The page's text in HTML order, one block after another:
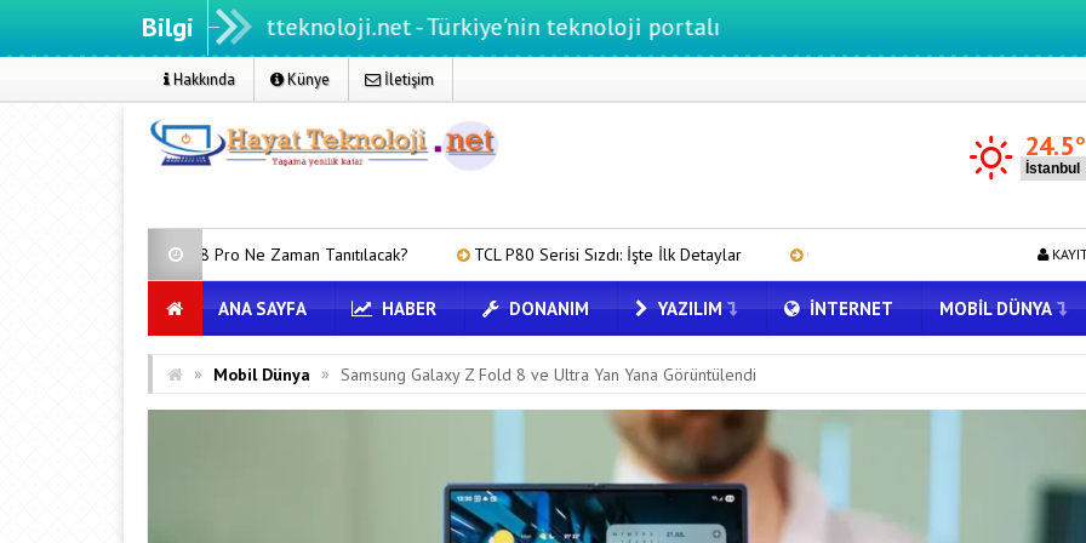
Bilgi
Hayatteknoloji.net - Türkiye'nin teknoloji portalı
Hakkında Künye İletişim
24.5
18 Pro Ne Zaman Tanıtılacak? TCL P80 Serisi Sızdı: İşte İlk Detaylar Gmail’de “Farklı Gönder” Özelliği için Tarih Verildi
ANA SAYFA HABER DONANIM YAZILIM İNTERNET MOBIL DÜNYA
» Mobil Dünya » Samsung Galaxy Z Fold 8 ve Ultra Yan Yana Görüntülendi